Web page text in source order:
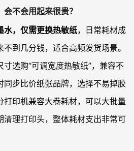
不会用起来很贵？
水，仅需更换热敏纸，日常耗材成
到几分钱，适合高频发货场景。
选购“可调宽度热敏纸”，兼容不
同步比价纸张品牌，选择不易掉胶
打印机兼容大卷耗材，可以大批量
清理打印头，整体耗材支出非常可